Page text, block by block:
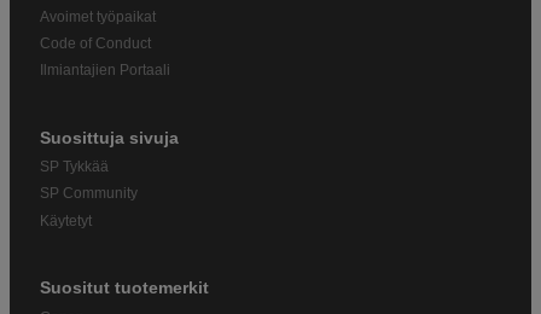
Avoimet työpaikat
Code of Conduct
Ilmiantajien Portaali
Suosittuja sivuja
SP Tykkää
SP Community
Käytetyt
Suositut tuotemerkit